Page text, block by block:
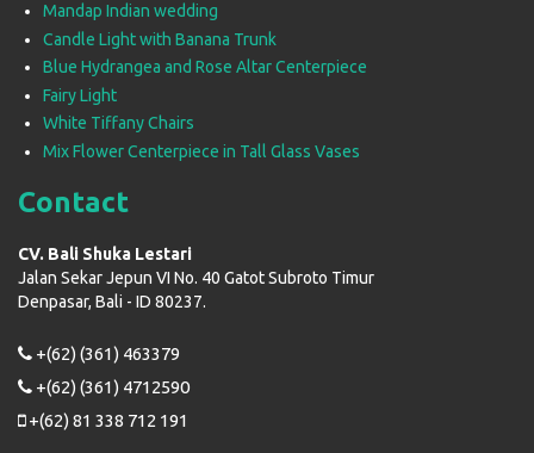
Mandap Indian wedding
Candle Light with Banana Trunk
Blue Hydrangea and Rose Altar Centerpiece
Fairy Light
White Tiffany Chairs
Mix Flower Centerpiece in Tall Glass Vases
Contact
CV. Bali Shuka Lestari
Jalan Sekar Jepun VI No. 40 Gatot Subroto Timur
Denpasar, Bali - ID 80237.
+(62) (361) 463379
+(62) (361) 4712590
+(62) 81 338 712 191